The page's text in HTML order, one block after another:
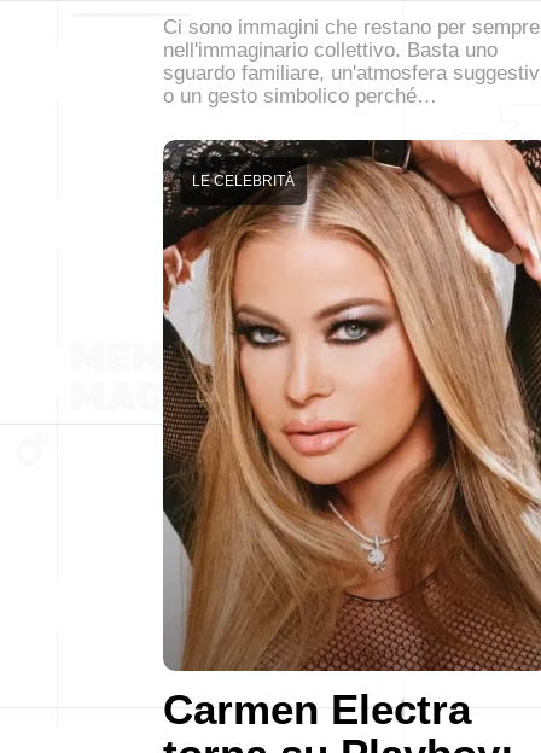
Ci sono immagini che restano per sempre
nell'immaginario collettivo. Basta uno
sguardo familiare, un'atmosfera
o un gesto simbolico perché…
Carmen Electra
LE CELEBRITÀ